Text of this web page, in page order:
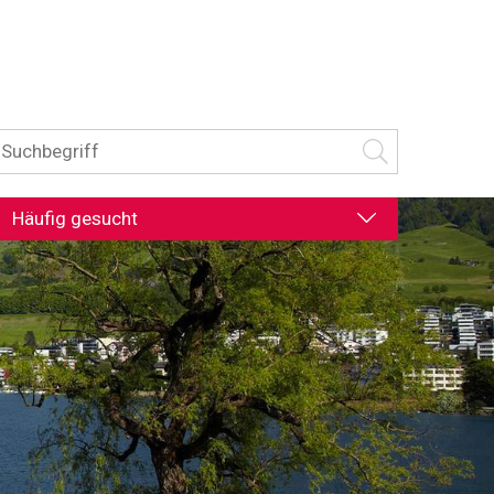
Suche starten
Häufig gesucht